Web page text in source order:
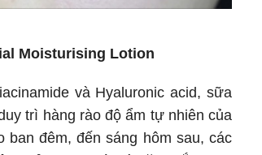
Moisturising Lotion
và Hyaluronic acid, sữa
trì hàng rào độ ẩm tự nhiên của
ban đêm, đến sáng hôm sau, các